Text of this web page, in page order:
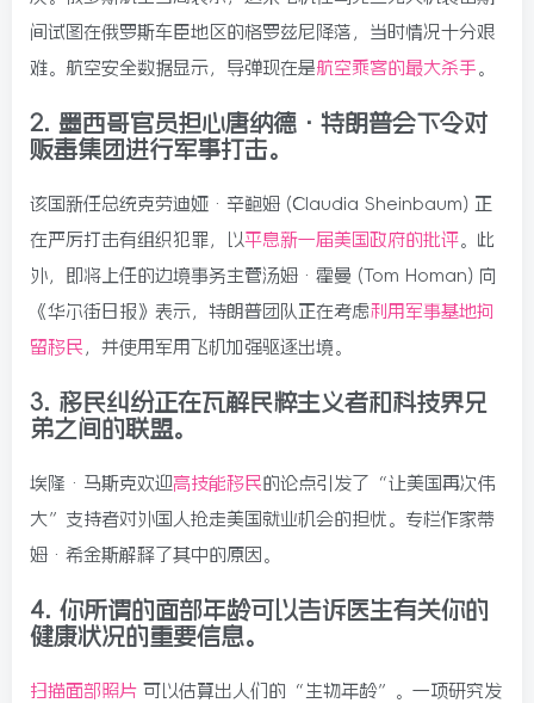
间试图在俄罗斯车臣地区的格罗兹尼降落，当时情况十分艰
难。航空安全数据显示，导弹现在是航空乘客的最大杀手 。
2. 墨西哥官员担心唐纳德·特朗普会下令对
贩毒集团进行军事打击。
该国新任总统克劳迪娅·辛鲍姆 (Claudia Sheinbaum) 正
在严厉打击有组织犯罪，以平息新一届美国政府的批评。此
外，即将上任的边境事务主管汤姆·霍曼 (Tom Homan) 向
《华尔街日报》表示，特朗普团队正在考虑利用军事基地拘
留移民 ，并使用军用飞机加强驱逐出境。
3. 移民纠纷正在瓦解民粹主义者和科技界兄
弟之间的联盟。
埃隆·马斯克欢迎高技能移民的论点引发了“让美国再次伟
大”支持者对外国人抢走美国就业机会的担忧。专栏作家蒂
姆·希金斯解释了其中的原因。
4. 你所谓的面部年龄可以告诉医生有关你的
健康状况的重要信息。
扫描面部照片 可以估算出人们的“生物年龄”。一项研究发